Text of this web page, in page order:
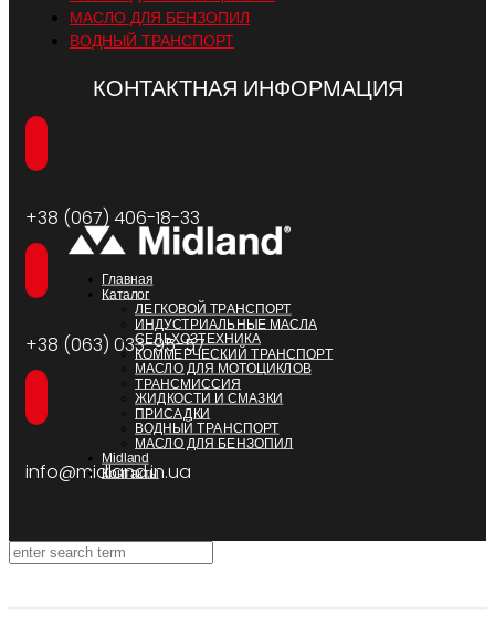
МАСЛО ДЛЯ БЕНЗОПИЛ
ВОДНЫЙ ТРАНСПОРТ
КОНТАКТНАЯ ИНФОРМАЦИЯ
+38 (067) 406-18-33
+38 (063) 033-95-57
info@midland.in.ua
Главная
Каталог
ЛЕГКОВОЙ ТРАНСПОРТ
ИНДУСТРИАЛЬНЫЕ МАСЛА
СЕЛЬХОЗТЕХНИКА
КОММЕРЧЕСКИЙ ТРАНСПОРТ
МАСЛО ДЛЯ МОТОЦИКЛОВ
ТРАНСМИССИЯ
ЖИДКОСТИ И СМАЗКИ
ПРИСАДКИ
ВОДНЫЙ ТРАНСПОРТ
МАСЛО ДЛЯ БЕНЗОПИЛ
Midland
Контакты